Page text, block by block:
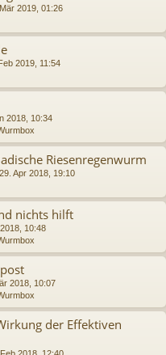
2019, 01:26
2019, 11:54
2018, 10:34
Riesenregenwurm
Apr 2018, 19:10
nichts hilft
10:48
2018, 10:07
der Effektiven